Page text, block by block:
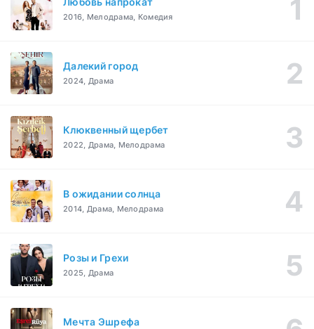
2016, Мелодрама, Комедия
Далекий город
2024, Драма
Клюквенный щербет
2022, Драма, Мелодрама
В ожидании солнца
2014, Драма, Мелодрама
Розы и Грехи
2025, Драма
Мечта Эшрефа